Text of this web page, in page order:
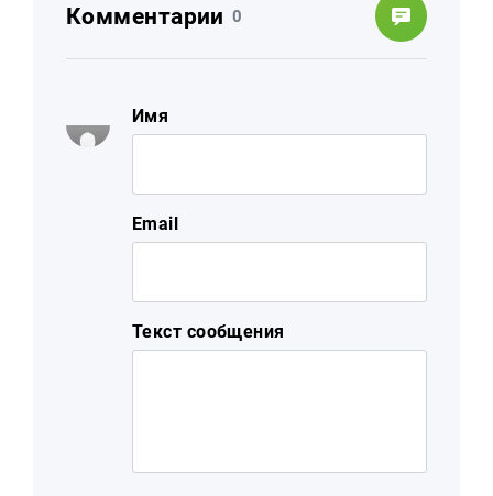
Комментарии 0
Имя
Email
Текст сообщения